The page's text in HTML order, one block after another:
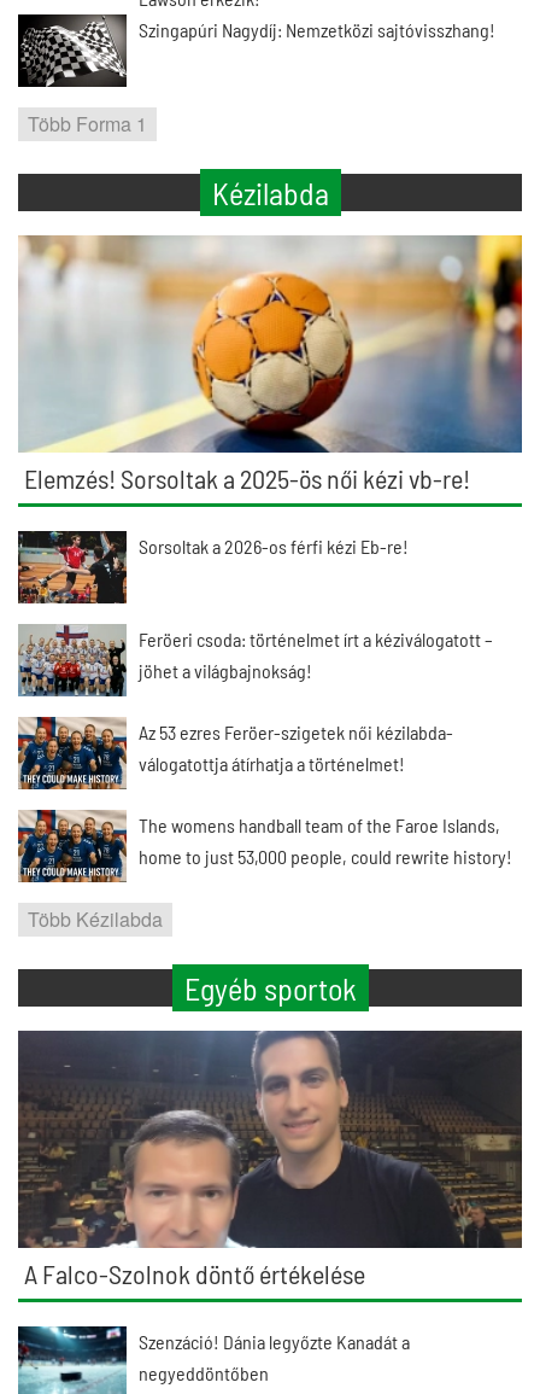
Szingapúri Nagydíj: Nemzetközi sajtóvisszhang!
Több Forma 1
Kézilabda
Elemzés! Sorsoltak a 2025-ös női kézi vb-re!
Sorsoltak a 2026-os férfi kézi Eb-re!
Feröeri csoda: történelmet írt a kéziválogatott –
jöhet a világbajnokság!
Az 53 ezres Feröer-szigetek női kézilabda-
válogatottja átírhatja a történelmet!
The womens handball team of the Faroe Islands,
home to just 53,000 people, could rewrite history!
Több Kézilabda
Egyéb sportok
A Falco-Szolnok döntő értékelése
Szenzáció! Dánia legyőzte Kanadát a
negyeddöntőben